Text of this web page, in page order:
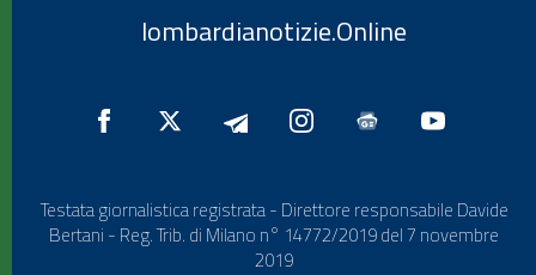
lombardianotizie.Online
Testata giornalistica registrata - Direttore responsabile Davide
Bertani - Reg. Trib. di Milano n° 14772/2019 del 7 novembre
2019